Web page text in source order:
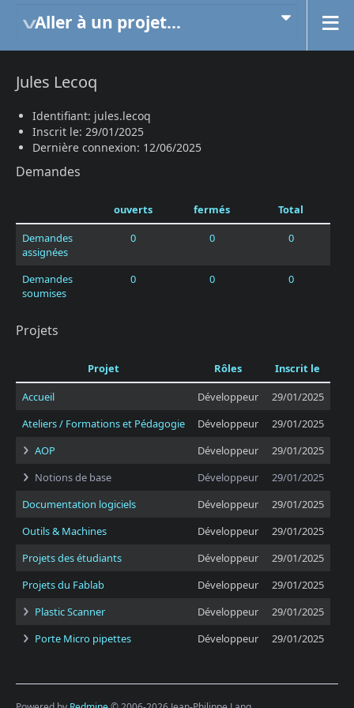
Aller à un projet...
Jules Lecoq
Identifiant: jules.lecoq
Inscrit le: 29/01/2025
Dernière connexion: 12/06/2025
Demandes
ouverts fermés
Total
Demandes
assignées
0 0 0
Demandes
soumises
0 0 0
Projets
Projet Rôles
Inscrit le
Accueil
Développeur
29/01/2025
Ateliers / Formations et Pédagogie
Développeur
29/01/2025
AOP
Développeur
29/01/2025
Notions de base
Développeur
29/01/2025
Documentation logiciels
Développeur
29/01/2025
Outils & Machines
Développeur
29/01/2025
Projets des étudiants
Développeur
29/01/2025
Projets du Fablab
Développeur
29/01/2025
Plastic Scanner
Développeur
29/01/2025
Porte Micro pipettes
Développeur 29/01/2025